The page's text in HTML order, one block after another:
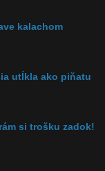
kalachom
utĺkla ako piňatu
si trošku zadok!